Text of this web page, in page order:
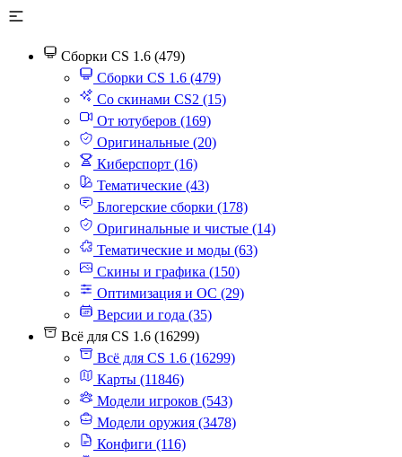
Сборки CS 1.6 (479)
Сборки CS 1.6 (479)
Со скинами CS2 (15)
От ютуберов (169)
Оригинальные (20)
Киберспорт (16)
Тематические (43)
Блогерские сборки (178)
Оригинальные и чистые (14)
Тематические и моды (63)
Скины и графика (150)
Оптимизация и ОС (29)
Версии и года (35)
Всё для CS 1.6 (16299)
Всё для CS 1.6 (16299)
Карты (11846)
Модели игроков (543)
Модели оружия (3478)
Конфиги (116)